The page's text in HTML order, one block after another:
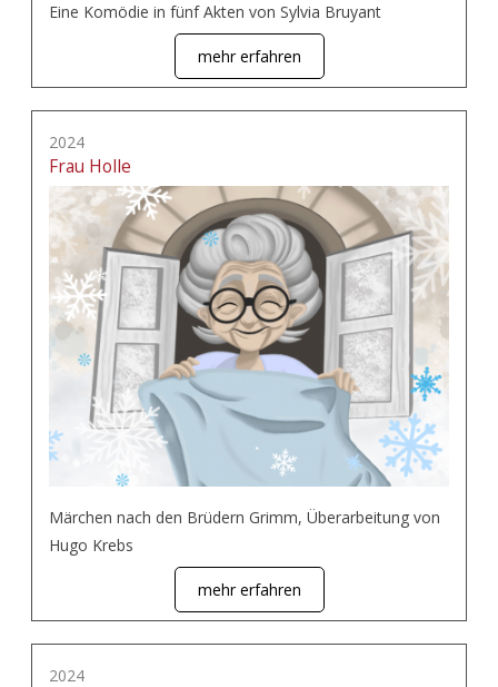
Eine Komödie in fünf Akten von Sylvia Bruyant
mehr erfahren
2024
Frau Holle
Märchen nach den Brüdern Grimm, Überarbeitung von
Hugo Krebs
mehr erfahren
2024